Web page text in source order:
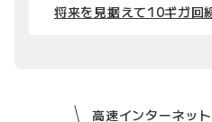
将来を見据えて10ギガ回
高速インターネッ